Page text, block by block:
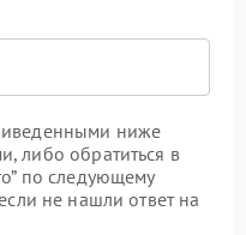
ниже
либо обратиться в
по следующему
не нашли ответ на